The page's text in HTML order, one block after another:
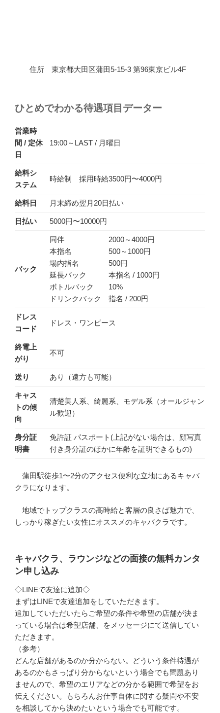
住所 東京都大田区蒲田5-15-3 第96東京ビル4F
ひとめでわかる待遇項目データー
営業時
間 / 定休
日
19:00～LAST / 月曜日
給料シ
ステム
時給制 採用時給3500円〜4000円
給料日 月末締め翌月20日払い
日払い 5000円〜10000円
バック
同伴 2000～4000円
本指名 500～1000円
場内指名 500円
延長バック 本指名 / 1000円
ボトルバック 10%
ドリンクバック 指名 / 200円
ドレス
コード
ドレス・ワンピース
終電上
がり
不可
送り あり（遠方も可能）
キャス
トの傾
向
清楚美人系、綺麗系、モデル系（オールジャン
ル歓迎）
身分証
明書
免許証 パスポート(上記がない場合は、顔写真
付き身分証のほかに年齢を証明できるもの)
蒲田駅徒歩1〜2分のアクセス便利な立地にあるキャバ
クラになります。
地域でトップクラスの高時給と客層の良さば魅力で、
しっかり稼ぎたい女性にオススメのキャバクラです。
キャバクラ、ラウンジなどの面接の無料カンタ
ン申し込み
◇LINEで友達に追加◇
まずはLINEで友達追加をしていただきます。
追加していただいたらご希望の条件や希望の店舗が決ま
っている場合は希望店舗、をメッセージにて送信してい
ただきます。
（参考）
どんな店舗があるのか分からない。どういう条件待遇が
あるのかもさっぱり分からないという場合でも問題あり
ませんので、希望のエリアなどの分かる範囲で希望をお
伝えください。もちろんお仕事自体に関する疑問や不安
を相談してから決めたいという場合でも可能です。